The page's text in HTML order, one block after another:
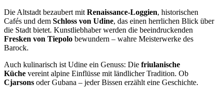
Die Altstadt bezaubert mit Renaissance-Loggien, historischen
Cafés und dem Schloss von Udine, das einen herrlichen Blick über
die Stadt bietet. Kunstliebhaber werden die beeindruckenden
Fresken von Tiepolo bewundern – wahre Meisterwerke des
Barock.
Auch kulinarisch ist Udine ein Genuss: Die friulanische
Küche vereint alpine Einflüsse mit ländlicher Tradition. Ob
Cjarsons oder Gubana – jeder Bissen erzählt eine Geschichte.